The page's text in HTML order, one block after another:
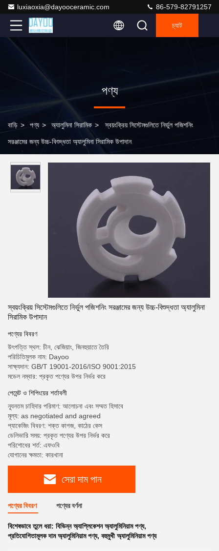
luxiaoxia@dayooceramic.com 86-579-82791257
চ্যাট
পণ্য
বাড়ি > পণ্য > অ্যালুমিনা সিরামিক > স্বয়ংক্রিয় সিস্টেমগুলিতে নির্ভুল পজিশনিং
সরঞ্জামের জন্য উচ্চ-বিশুদ্ধতা অ্যালুমিনা সিরামিক উপাদান
স্বয়ংক্রিয় সিস্টেমগুলিতে নির্ভুল পজিশনিং সরঞ্জামের জন্য উচ্চ-বিশুদ্ধতা অ্যালুমিনা
সিরামিক উপাদান
পণ্যের বিবরণ
উৎপত্তি স্থল: চীন, ঝেজিয়াং, জিনহুয়াতে তৈরি
পরিচিতিমুলক নাম: Dayoo
সাক্ষ্যদান: GB/T 19001-2016/ISO 9001:2015
মডেল নম্বার: প্রকৃত পণ্যের উপর নির্ভর করে
পেমেন্ট ও শিপিংয়ের শর্তাবলী
ন্যূনতম চাহিদার পরিমাণ: আলোচনা এবং সম্মত হিসাবে
মূল্য: as negotiated and agreed
প্যাকেজিং বিবরণ: শক্ত কাগজ, কাঠের কেস
ডেলিভারি সময়: প্রকৃত পণ্যের উপর নির্ভর করে
পরিশোধের শর্ত: এফওবি
যোগানের ক্ষমতা: কারখানা
সেরা দাম পান
পণ্যের বিবরণ পণ্যের বর্ণনা
বিশেষভাবে তুলে ধরা: বিভিন্ন অ্যাপ্লিকেশন অ্যালুমিনিয়াম পণ্য,
প্রতিযোগিতামূলক দাম অ্যালুমিনিয়াম পণ্য, বহুমুখী অ্যালুমিনিয়াম পণ্য